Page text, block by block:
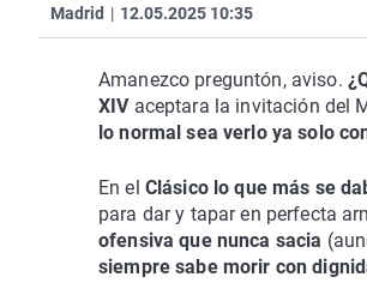
Madrid | 12.05.2025 10:35
Amanezco preguntón, aviso.
XIV aceptara la invitación del
lo normal sea verlo ya solo
En el Clásico lo que más se
para dar y tapar en perfecta
ofensiva que nunca sacia
siempre sabe morir con